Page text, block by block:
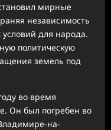
мирные
независимость
для народа.
политическую
земель под
во время
Он был погребен во
на-